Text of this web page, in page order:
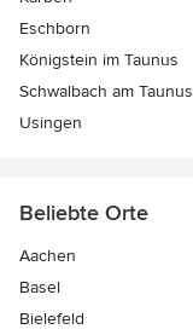
Eschborn
Königstein im Taunus
Schwalbach am Taunus
Usingen
Beliebte Orte
Aachen
Basel
Bielefeld